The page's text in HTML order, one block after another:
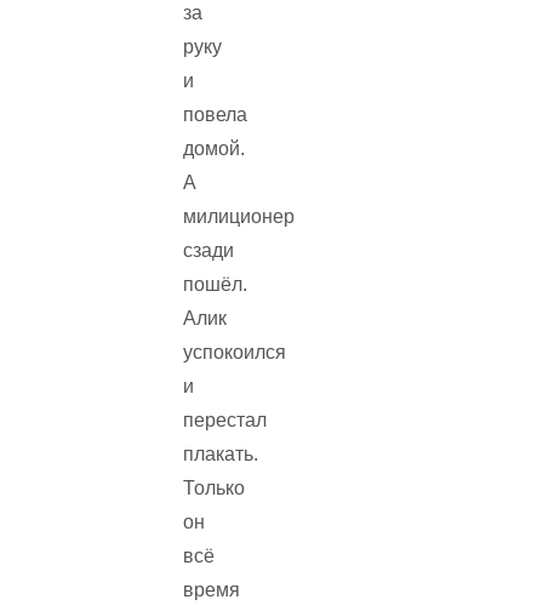
за
руку
и
повела
домой.
А
милиционер
сзади
пошёл.
Алик
успокоился
и
перестал
плакать.
Только
он
всё
время